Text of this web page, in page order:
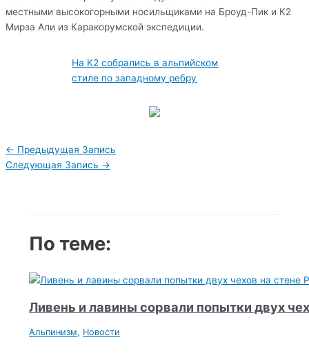
местными высокогорными носильщиками на Броуд-Пик и К2
Мирза Али из Каракорумской экспедиции.
На К2 собрались в альпийском
стиле по западному ребру
Навигация
по
← Предыдущая Запись
Следующая Запись →
По теме:
Ливень и лавины сорвали попытки двух
Альпинизм, Новости